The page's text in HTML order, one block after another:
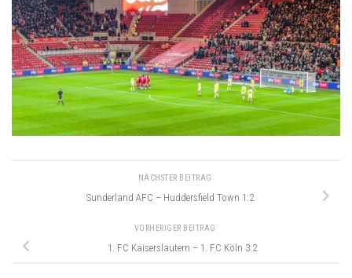
NÄCHSTER BEITRAG
Sunderland AFC – Huddersfield Town 1:2
VORHERIGER BEITRAG
1. FC Kaiserslautern – 1. FC Köln 3:2